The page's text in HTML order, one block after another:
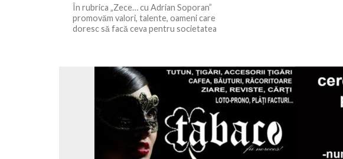
În rubrica „Zece… cu Adrian Soporan”
promovăm valori, talente, oameni care
doresc să facă ceva pentru societatea